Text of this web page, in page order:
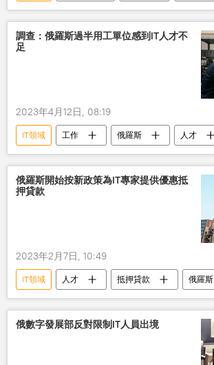
調查：俄羅斯過半用工單位感到IT人才不
足
2023年4月12日, 08:19
IT領域 工作 俄羅斯
人才
短缺
俄羅斯開始按新政策為IT專家提供優惠抵
押貸款
2023年2月7日, 10:49
IT領域 人才 抵押貸款
俄羅斯
優惠
俄數字發展部反對限制IT人員出境